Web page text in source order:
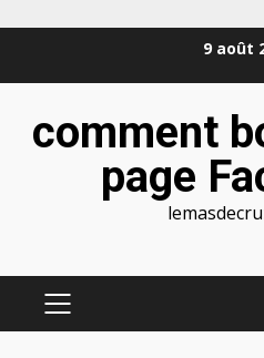
9 août
comment
page
MENU